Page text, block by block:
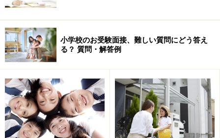
■入試倍率速報（首都圏模試センター）
首都圏は県別、エリア別では西日本も網羅。一覧表示で
す。ガイドの環境では最もサクサク表示されました。
■中学入試応募者状況（SAPIX小学部）
首都圏中心の国立・私立中学校掲載。一覧形式で見やす
※記事内容は執筆時点のものです。最新の内容をご確認くださ
い。
小学校のお受験面接、難しい質問にどう答え
る？ 質問・解答例